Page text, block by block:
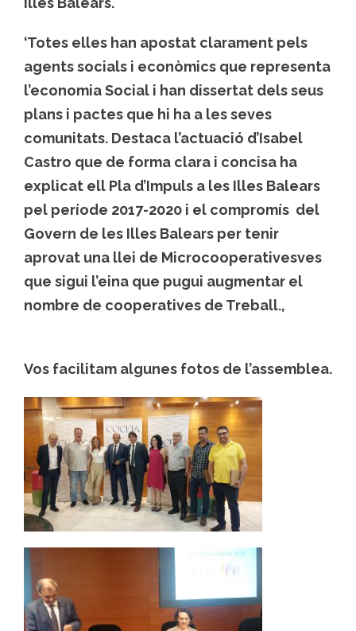
‘Totes elles han apostat clarament pels
agents socials i econòmics que representa
l’economia Social i han dissertat dels seus
plans i pactes que hi ha a les seves
comunitats. Destaca l’actuació d’Isabel
Castro que de forma clara i concisa ha
explicat ell Pla d’Impuls a les Illes Balears
pel període 2017-2020 i el compromís del
Govern de les Illes Balears per tenir
aprovat una llei de Microcooperativesves
que sigui l’eina que pugui augmentar el
nombre de cooperatives de Treball.,
Vos facilitam algunes fotos de l’assemblea.